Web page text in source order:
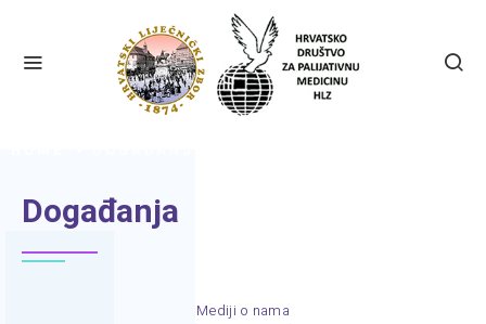
Događanja
Mediji o nama